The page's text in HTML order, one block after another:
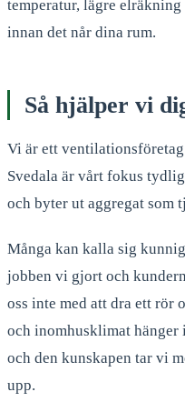
temperatur, lägre
innan det når dina rum.
Så hjälper vi
Vi är ett
Svedala är vårt fokus
och byter ut aggregat som
Många kan kalla sig
jobben vi gjort och
oss inte med att dra ett rör
och inomhusklimat hänger
och den kunskapen tar vi
upp.